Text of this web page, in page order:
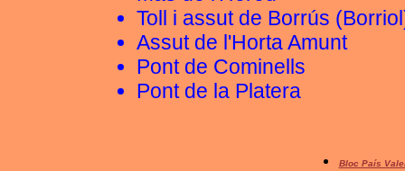
Toll i assut de Borrús
Assut de l'Horta Amunt
Pont de Cominells
Pont de la Platera
Bloc País